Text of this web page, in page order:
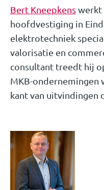
Bert Kneepkenswerkt
hoofdvestiging in
elektrotechniek
valorisatie en
consultant treedt hij
MKB-ondernemingen
kant van uitvindingen